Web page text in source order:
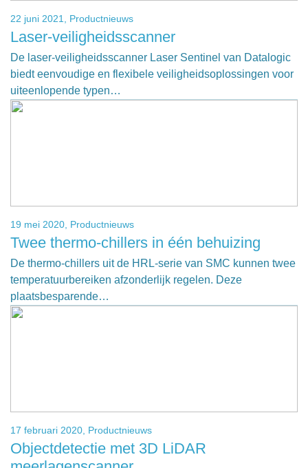
22 juni 2021, Productnieuws
Laser-veiligheidsscanner
De laser-veiligheidsscanner Laser Sentinel van Datalogic
biedt eenvoudige en flexibele veiligheidsoplossingen voor
uiteenlopende typen…
19 mei 2020, Productnieuws
Twee thermo-chillers in één behuizing
De thermo-chillers uit de HRL-serie van SMC kunnen twee
temperatuurbereiken afzonderlijk regelen. Deze
plaatsbesparende…
17 februari 2020, Productnieuws
Objectdetectie met 3D LiDAR